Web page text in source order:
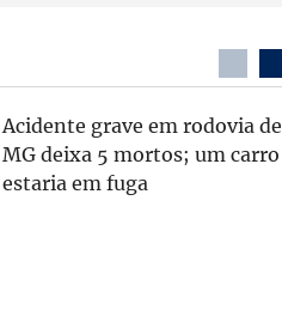
Acidente grave em rodovia de
MG deixa 5 mortos; um carro
estaria em fuga